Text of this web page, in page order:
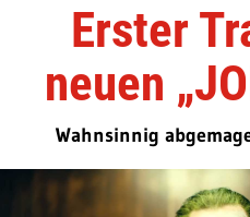
Erster
neuen
Wahnsinnig